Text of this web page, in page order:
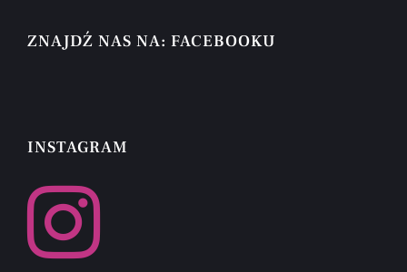
ZNAJDŹ NAS NA: FACEBOOKU
INSTAGRAM